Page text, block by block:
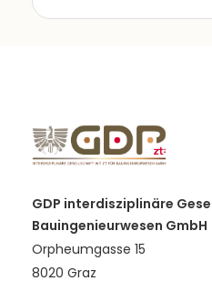
GDP interdisziplinäre
Bauingenieurwesen GmbH
Orpheumgasse 15
8020 Graz